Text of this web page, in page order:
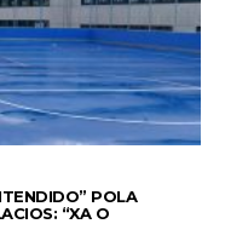
POLA
“XA O